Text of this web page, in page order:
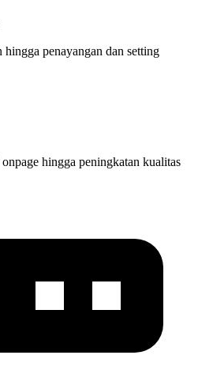
penayangan dan setting
hingga peningkatan kualitas